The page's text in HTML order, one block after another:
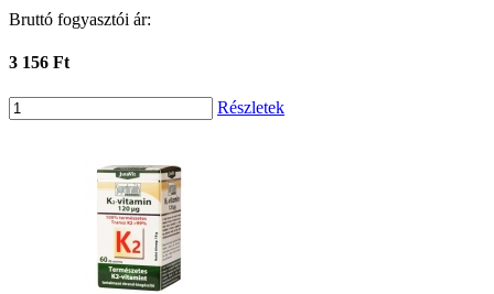
Bruttó fogyasztói ár:
3 156 Ft
Részletek